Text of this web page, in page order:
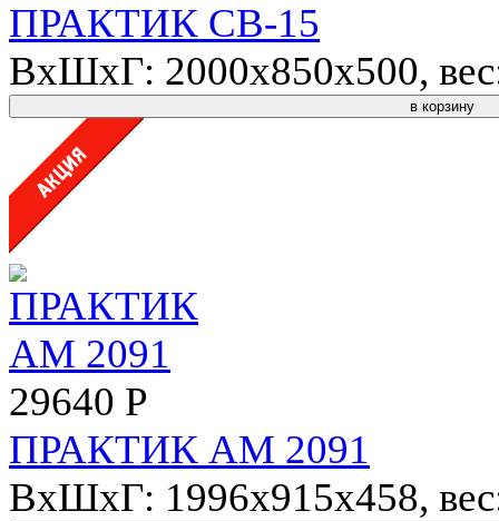
ПРАКТИК СВ-15
ВхШхГ: 2000x850x500,
в корзину
29640 Р
ПРАКТИК AM 2091
ВхШхГ: 1996x915x458,